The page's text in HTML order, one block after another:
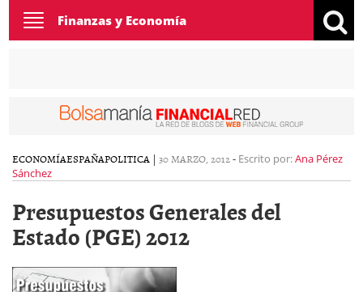
Toggle
navigation
Finanzas y Economía
ECONOMÍAESPAÑAPOLITICA | 30 MARZO, 2012- Escrito por:Ana Pérez
Sánchez
Presupuestos Generales del
Estado (PGE) 2012